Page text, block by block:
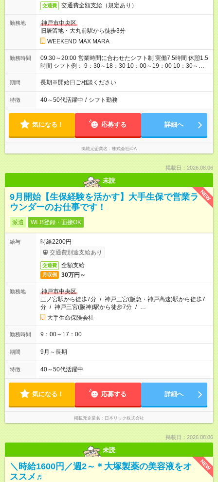
交通費 交通費全額支給（規定あり）
勤務地
神戸市中央区
旧居留地・大丸前駅から徒歩3分
WEEKEND MAX MARA
勤務時間
09:30～20:00 営業時間に合わせたシフト制 実働7.5時間 休憩1.5
時間 シフト例： 9：30～18：30 10：00～19：00 10：30～
19：30 11：00～20：00 など
期間 長期※開始日ご相談ください
特徴 40～50代活躍中 / シフト勤務
気になる！ 応募する 詳細へ
掲載元企業名 株式会社iDA
掲載日：2026.08.06
未読
NEW
9月開始【生保経験を活かす】大手生保で営業ラ
ウンダーのお仕事です！
派遣 WEB登録・面接OK
給与
時給2200円
交通費別途支給あり
交通費 全額支給
月収例 30万円～
勤務地
神戸市中央区
三ノ宮駅から徒歩7分 / 神戸三宮(阪急・神戸高速)駅から徒歩7
分 / 神戸三宮(阪神)駅から徒歩7分 / …
大手生命保険会社
勤務時間 9：00～17：00
期間 9月～長期
特徴 40～50代活躍中
気になる！ 応募する 詳細へ
掲載元企業名 日本リック株式会社
掲載日：2026.08.06
未読
NEW
＼時給1600円／週2～＊大塚製薬の美容液をオ
ススメ♬